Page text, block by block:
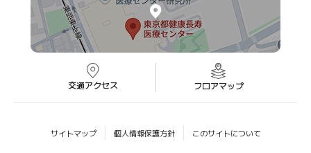
交通アクセス フロアマップ
サイトマップ 個人情報保護方針 このサイトについて